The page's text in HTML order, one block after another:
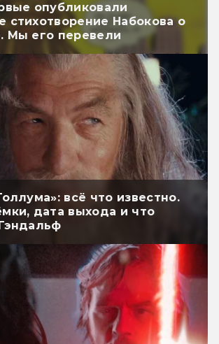
опубликовали
стихотворение Набокова о
Мы его перевели
всё что известно.
дата выхода и что